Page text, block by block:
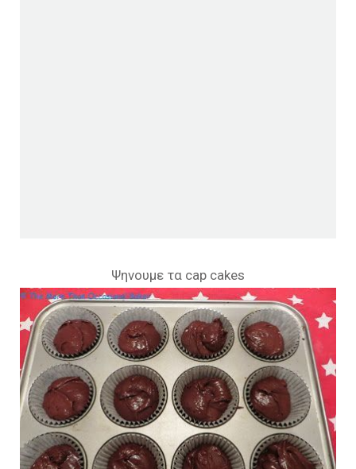
Ψηνουμε τα cap cakes